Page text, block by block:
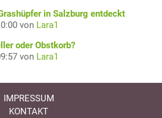
in Salzburg entdeckt
von Lara1
oder Obstkorb?
von Lara1
IMPRESSUM
KONTAKT